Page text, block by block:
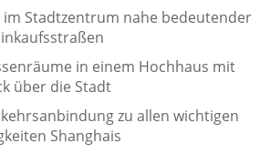
im Stadtzentrum nahe bedeutender
in einem Hochhaus mit
über die Stadt
zu allen wichtigen
Shanghais